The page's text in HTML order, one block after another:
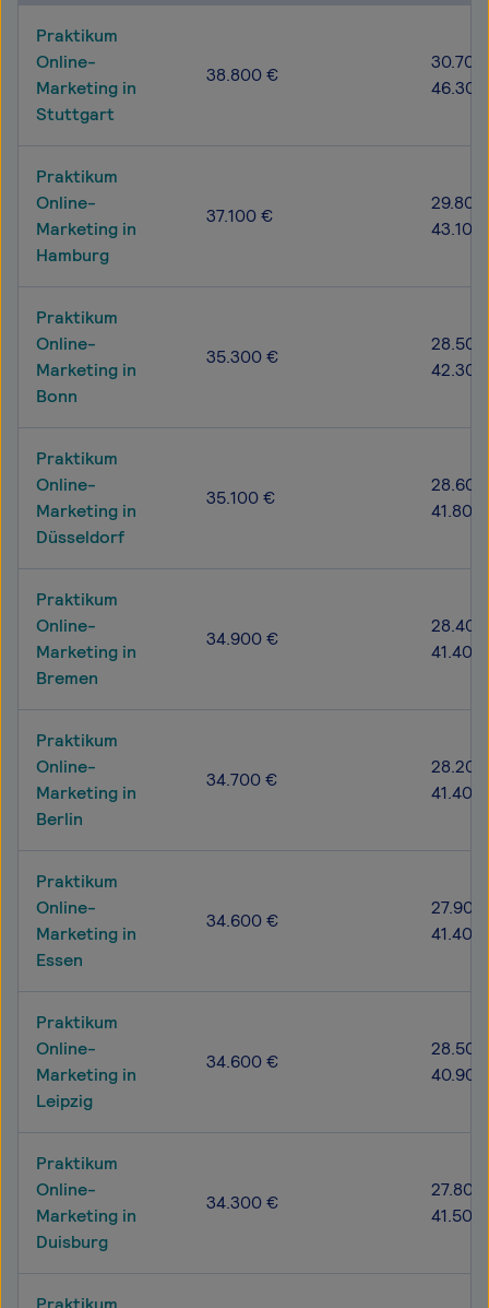
Praktikum
Online-
Marketing in
Stuttgart
38.800 €
Praktikum
Online-
Marketing in
Hamburg
37.100 €
Praktikum
Online-
Marketing in
Bonn
35.300 €
Praktikum
Online-
Marketing in
Düsseldorf
35.100 €
Praktikum
Online-
Marketing in
Bremen
34.900 €
Praktikum
Online-
Marketing in
Berlin
34.700 €
Praktikum
Online-
Marketing in
Essen
34.600 €
Praktikum
Online-
Marketing in
Leipzig
34.600 €
Praktikum
Online-
Marketing in
Duisburg
34.300 €